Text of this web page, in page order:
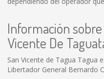
Información
Vicente De
San Vicente de Tagua Tagua
Libertador General Bernardo